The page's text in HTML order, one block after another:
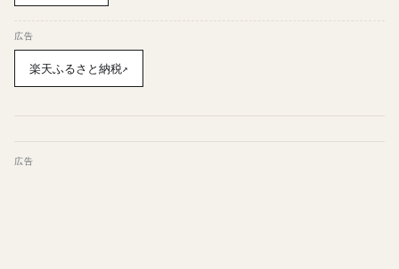
広告
楽天ふるさと納税↗
広告